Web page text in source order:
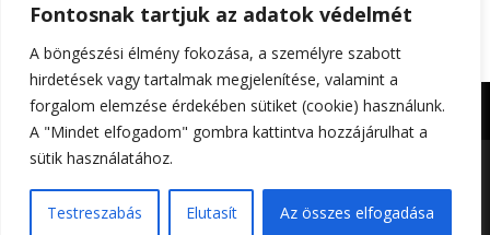
Fontosnak tartjuk az adatok védelmét
A böngészési élmény fokozása, a személyre szabott
hirdetések vagy tartalmak megjelenítése, valamint a
forgalom elemzése érdekében sütiket (cookie) használunk.
A "Mindet elfogadom" gombra kattintva hozzájárulhat a
sütik használatához.
Testreszabás Elutasít Az összes elfogadása
Impresszum Adatkezelési tájékoztató
Foltin-Globe 2023. | All rights reserved | Készítette: